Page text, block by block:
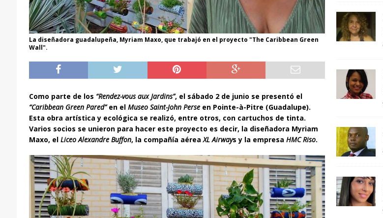
La diseñadora guadalupeña, Myriam Maxo, que trabajó en el proyecto "The Caribbean Green
Wall".
Como parte de los “Rendez-vous aux Jardins”, el sábado 2 de junio se presentó el
“Caribbean Green Pared”en el Museo Saint-John Perseen Pointe-à-Pitre (Guadalupe).
Esta obra artística y ecológica se realizó, entre otros, con cartuchos de tinta.
Varios socios se unieron para hacer este proyecto es decir, la diseñadora Myriam
Maxo, el Liceo Alexandre Buffon, la compañía aéreaXL Airways y la empresa HMC Riso.